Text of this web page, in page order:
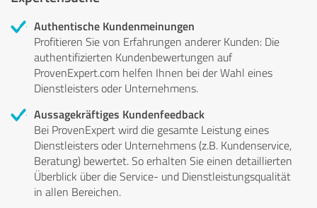
Authentische Kundenmeinungen
Profitieren Sie von Erfahrungen anderer Kunden: Die
authentifizierten Kundenbewertungen auf
ProvenExpert.com helfen Ihnen bei der Wahl eines
Dienstleisters oder Unternehmens.
Aussagekräftiges Kundenfeedback
Bei ProvenExpert wird die gesamte Leistung eines
Dienstleisters oder Unternehmens (z.B. Kundenservice,
Beratung) bewertet. So erhalten Sie einen detaillierten
Überblick über die Service- und Dienstleistungsqualität
in allen Bereichen.